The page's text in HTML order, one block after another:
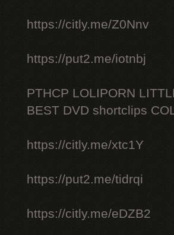
https://citly.me/Z0Nnv
https://put2.me/iotnbj
PTHCP LOLIPORN
BEST DVD shortclips
https://citly.me/xtc1Y
https://put2.me/tidrqi
https://citly.me/eDZB2